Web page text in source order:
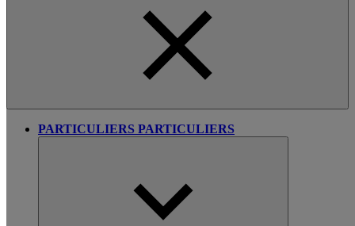
PARTICULIERS PARTICULIERS